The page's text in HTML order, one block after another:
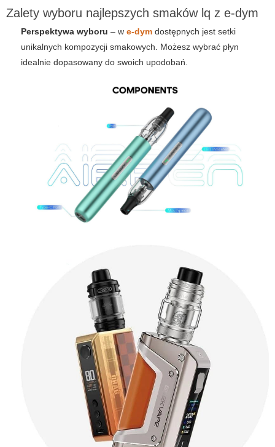
Zalety wyboru najlepszych smaków lq z e-dym
Perspektywa wyboru – w e-dym dostępnych jest setki
unikalnych kompozycji smakowych. Możesz wybrać płyn
idealnie dopasowany do swoich upodobań.